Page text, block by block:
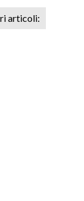
articoli: